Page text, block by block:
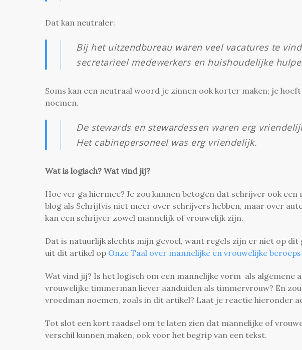
Dat kan neutraler:
Bij het uitzendbureau waren veel vacatures te
secretarieel medewerkers en huishoudelijke
Soms kan een neutraal woord je zinnen ook korter maken; je
noemen.
De stewards en stewardessen waren erg
Het cabinepersoneel was erg vriendelijk.
Wat is logisch? Wat vind jij?
Hoe ver ga hiermee? Je zou kunnen betogen dat schrijver ook
blog als Schrijfvis niet meer over schrijvers hebben, maar over
kan een schrijver zowel mannelijk of vrouwelijk zijn.
Dat is natuurlijk slechts mijn gevoel, want regels zijn er niet op
uit dit artikel op Onze Taal over mannelijke en vrouwelijke
Wat vind jij? Is het logisch om een mannelijke vorm als algemene
vrouwelijke timmerman liever aanduiden als timmervrouw? En
vroedman noemen, zoals in dit artikel? Laat je reactie hieronder
Tot slot een kort raadsel om te laten zien dat mannelijke of
verschil kunnen maken, ook voor het begrip van een tekst.